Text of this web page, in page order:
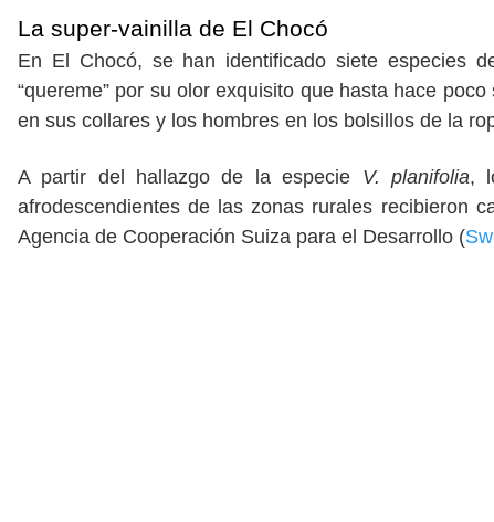
La super-vainilla de El Chocó
En El Chocó, se han identificado siete especies
“quereme” por su olor exquisito que hasta hace
en sus collares y los hombres en los bolsillos de la
A partir del hallazgo de la especie V. planifolia,
afrodescendientes de las zonas rurales recibieron
Agencia de Cooperación Suiza para el Desarrollo (